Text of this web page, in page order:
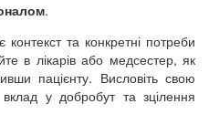
.
та конкретні потреби
в лікарів або медсестер, як
пацієнту. Висловіть свою
у добробут та зцілення